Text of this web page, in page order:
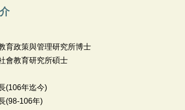
育政策與管理研究所博士
會教育研究所碩士
(106年迄今)
(98-106年)